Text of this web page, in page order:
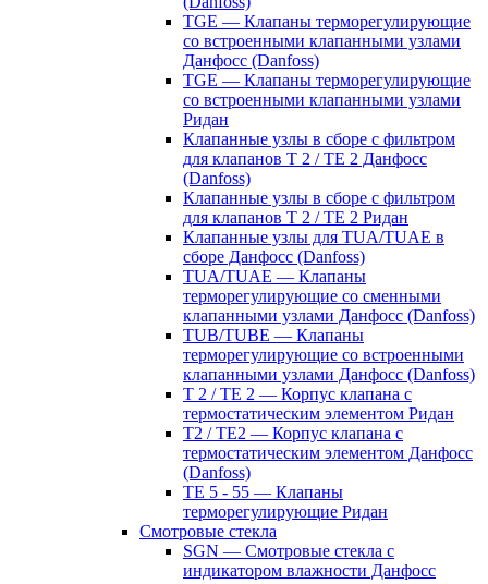
TGE — Клапаны терморегулирующие
со встроенными клапанными узлами
Данфосс (Danfoss)
TGE — Клапаны терморегулирующие
со встроенными клапанными узлами
Ридан
Клапанные узлы в сборе с фильтром
для клапанов T 2 / TE 2 Данфосс
(Danfoss)
Клапанные узлы в сборе с фильтром
для клапанов T 2 / TE 2 Ридан
Клапанные узлы для TUA/TUAE в
сборе Данфосс (Danfoss)
TUA/TUAE — Клапаны
терморегулирующие со сменными
клапанными узлами Данфосс (Danfoss)
TUB/TUBE — Клапаны
терморегулирующие со встроенными
клапанными узлами Данфосс (Danfoss)
T 2 / TE 2 — Корпус клапана с
термостатическим элементом Ридан
T2 / TE2 — Корпус клапана с
термостатическим элементом Данфосс
(Danfoss)
TE 5 - 55 — Клапаны
терморегулирующие Ридан
Смотровые стекла
SGN — Смотровые стекла с
индикатором влажности Данфосс